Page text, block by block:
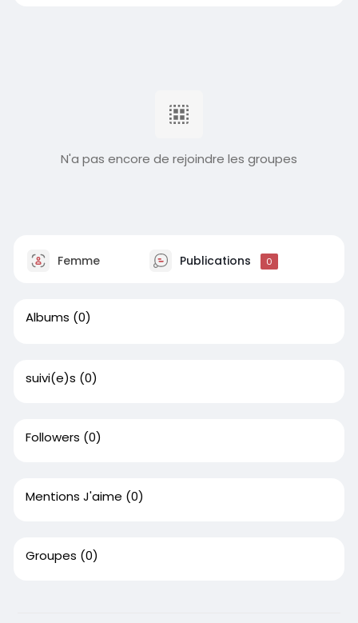
N'a pas encore de rejoindre les groupes
Femme Publications 0
Albums (0)
suivi(e)s (0)
Followers (0)
Mentions J'aime (0)
Groupes (0)